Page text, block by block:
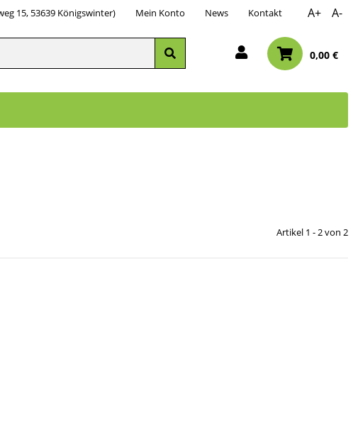
15, 53639 Königswinter) Mein Konto News Kontakt A+ A-
0,00 €
Artikel 1 - 2 von 2